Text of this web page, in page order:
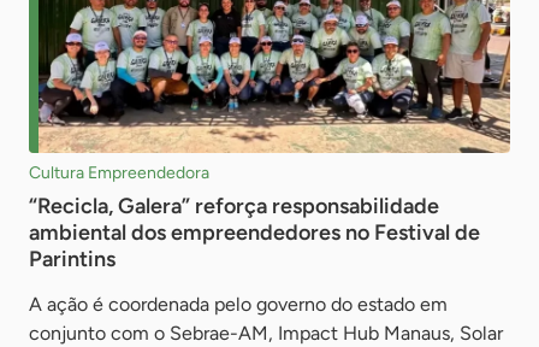
Cultura Empreendedora
“Recicla, Galera” reforça responsabilidade
ambiental dos empreendedores no Festival de
Parintins
A ação é coordenada pelo governo do estado em
conjunto com o Sebrae-AM, Impact Hub Manaus, Solar